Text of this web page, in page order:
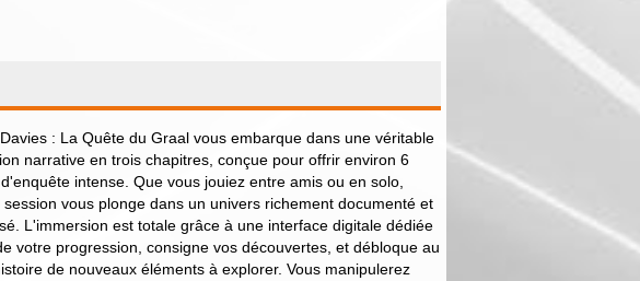
: La Quête du Graal vous embarque dans une véritable
narrative en trois chapitres, conçue pour offrir environ 6
intense. Que vous jouiez entre amis ou en solo,
session vous plonge dans un univers richement documenté et
L'immersion est totale grâce à une interface digitale dédiée
votre progression, consigne vos découvertes, et débloque au
de nouveaux éléments à explorer. Vous manipulerez